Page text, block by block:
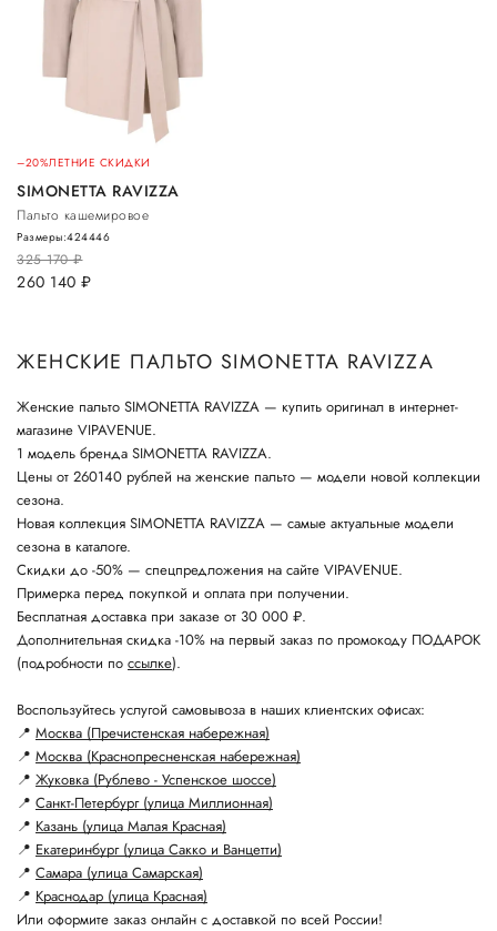
–20%ЛЕТНИЕ СКИДКИ
SIMONETTA RAVIZZA
Пальто кашемировое
325 170руб.
260 140 руб.
Размеры:424446
ЖЕНСКИЕ ПАЛЬТО SIMONETTA RAVIZZA
Женские пальто SIMONETTA RAVIZZA — купить оригинал в интернет-
магазине VIPAVENUE.
1 модель бренда SIMONETTA RAVIZZA.
Цены от 260140 рублей на женские пальто — модели новой коллекции
сезона.
Новая коллекция SIMONETTA RAVIZZA — самые актуальные модели
сезона в каталоге.
Скидки до -50% — спецпредложения на сайте VIPAVENUE.
Примерка перед покупкой и оплата при получении.
Бесплатная доставка при заказе от 30 000 ₽.
Дополнительная скидка -10% на первый заказ по промокоду ПОДАРОК
(подробности по ссылке).
Воспользуйтесь услугой самовывоза в наших клиентских офисах:
📍 Москва (Пречистенская набережная)
📍 Москва (Краснопресненская набережная)
📍 Жуковка (Рублево - Успенское шоссе)
📍 Санкт-Петербург (улица Миллионная)
📍 Казань (улица Малая Красная)
📍 Екатеринбург (улица Сакко и Ванцетти)
📍 Самара (улица Самарская)
📍 Краснодар (улица Красная)
Или оформите заказ онлайн с доставкой по всей России!